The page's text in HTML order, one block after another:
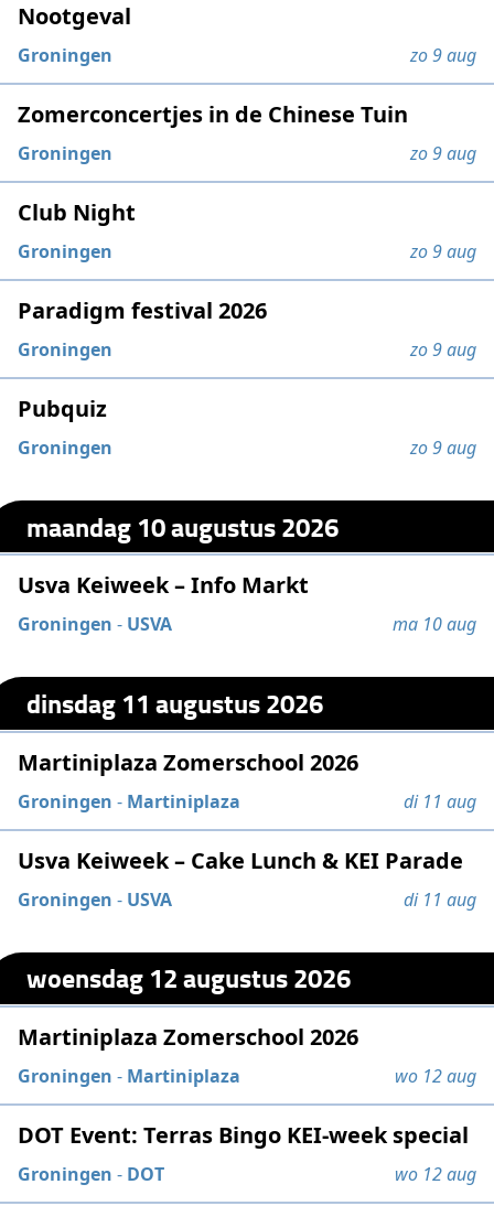
Nootgeval
Groningen zo 9 aug
Zomerconcertjes in de Chinese Tuin
Groningen zo 9 aug
Club Night
Groningen zo 9 aug
Paradigm festival 2026
Groningen zo 9 aug
Pubquiz
Groningen zo 9 aug
maandag 10 augustus 2026
Usva Keiweek – Info Markt
Groningen - USVA ma 10 aug
dinsdag 11 augustus 2026
Martiniplaza Zomerschool 2026
Groningen - Martiniplaza di 11 aug
Usva Keiweek – Cake Lunch & KEI Parade
Groningen - USVA di 11 aug
woensdag 12 augustus 2026
Martiniplaza Zomerschool 2026
Groningen - Martiniplaza wo 12 aug
DOT Event: Terras Bingo KEI-week special
Groningen - DOT wo 12 aug